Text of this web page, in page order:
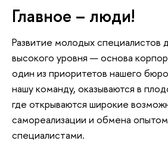
Главное – люди!
Развитие молодых специалистов
высокого уровня — основа
один из приоритетов нашего
нашу команду, оказываются в
где открываются широкие
самореализации и обмена
специалистами.